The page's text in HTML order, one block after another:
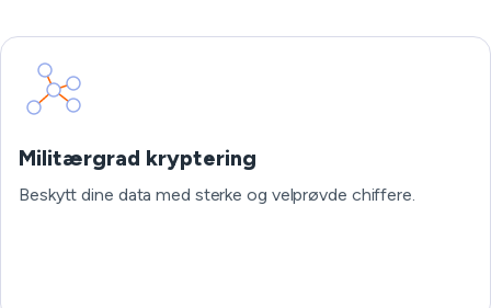
Militærgrad kryptering
Beskytt dine data med sterke og velprøvde chiffere.